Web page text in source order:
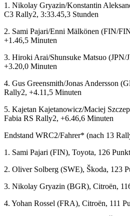
1. Nikolay Gryazin/Konstantin
C3 Rally2, 3:33.45,3 Stunden
2. Sami Pajari/Enni Mälkönen (FIN/
+1.46,5 Minuten
3. Hiroki Arai/Shunsuke Matsuo (JPN/
+3.20,0 Minuten
4. Gus Greensmith/Jonas Andersson
Rally2, +4.11,5 Minuten
5. Kajetan Kajetanowicz/Maciej
Fabia RS Rally2, +6.46,6 Minuten
Endstand WRC2/Fahrer* (nach 13
1. Sami Pajari (FIN), Toyota, 126
2. Oliver Solberg (SWE), Škoda, 123
3. Nikolay Gryazin (BGR), Citroën,
4. Yohan Rossel (FRA), Citroën, 111